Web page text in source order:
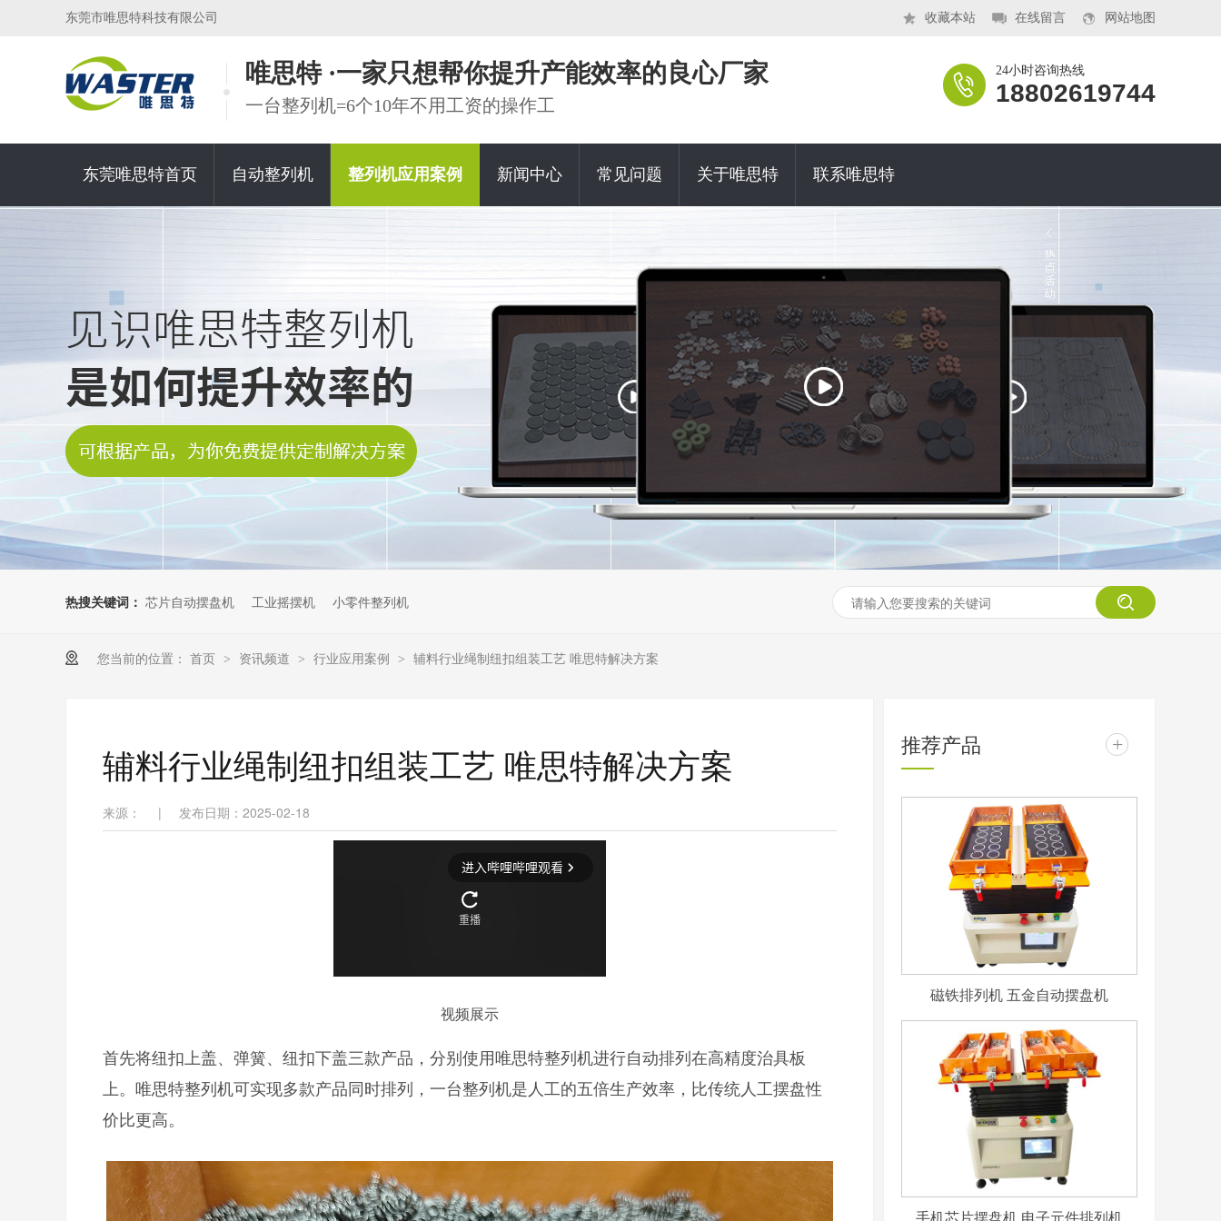
收藏本站 在线留言 网站地图
东莞市唯思特科技有限公司
唯思特 ·一家只想帮你提升产能效率的良心厂家
一台整列机=6个10年不用工资的操作工
24小时咨询热线
18802619744
东莞唯思特首页 自动整列机 整列机应用案例 新闻中心 常见问题 关于唯思特 联系唯思特
热搜关键词： 芯片自动摆盘机 工业摇摆机 小零件整列机
您当前的位置： 首页 > 资讯频道 > 行业应用案例 > 辅料行业绳制纽扣组装工艺 唯思特解决方案
辅料行业绳制纽扣组装工艺 唯思特解决方案
来源： | 发布日期：2025-02-18
视频展示
首先将纽扣上盖、弹簧、纽扣下盖三款产品，分别使用唯思特整列机进行自动排列在高精度治具板
上。唯思特整列机可实现多款产品同时排列，一台整列机是人工的五倍生产效率，比传统人工摆盘性
价比更高。
推荐产品 +
磁铁排列机 五金自动摆盘机